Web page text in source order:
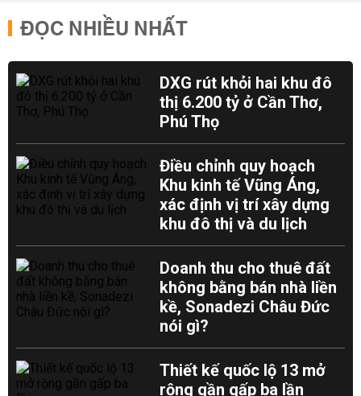
ĐỌC NHIỀU NHẤT
DXG rút khỏi hai khu đô
thị 6.200 tỷ ở Cần Thơ,
Phú Thọ
Điều chỉnh quy hoạch
Khu kinh tế Vũng Áng,
xác định vị trí xây dựng
khu đô thị và du lịch
Doanh thu cho thuê đất
không bằng bán nhà liền
kề, Sonadezi Châu Đức
nói gì?
Thiết kế quốc lộ 13 mở
rộng gần gấp ba lần